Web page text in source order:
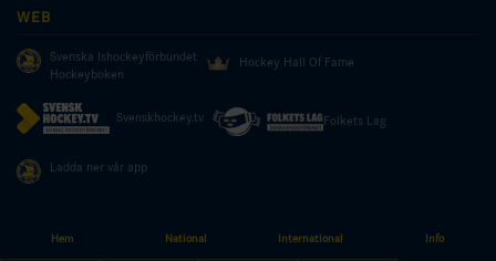
Hem National International Info
WEB
Svenska Ishockeyförbundet
Hockeyboken
Hockey Hall Of Fame
Svenskhockey.tv Folkets Lag
Ladda ner vår app